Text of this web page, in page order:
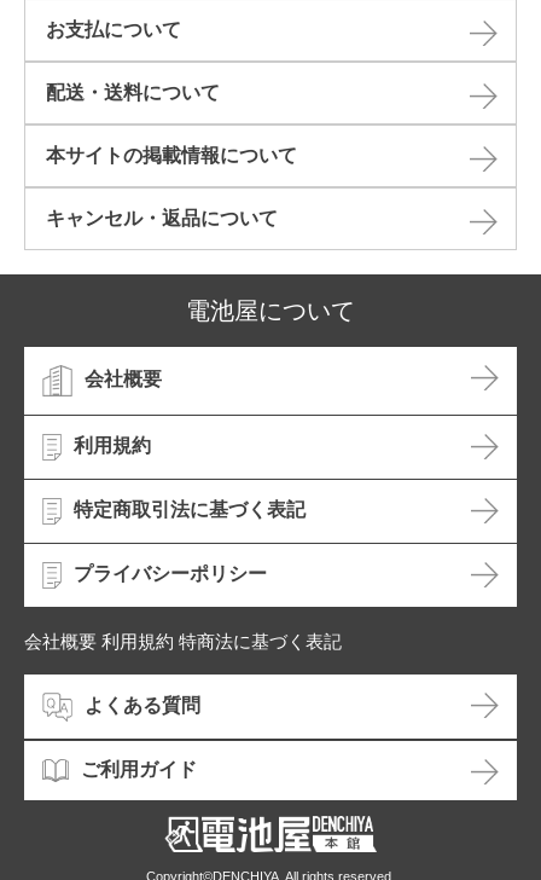
お支払について
配送・送料について
本サイトの掲載情報について​
キャンセル・返品について​
電池屋について
会社概要
利用規約
特定商取引法に基づく表記
プライバシーポリシー
会社概要 利用規約 特商法に基づく表記
よくある質問
ご利用ガイド
Copyright©DENCHIYA. All rights reserved.